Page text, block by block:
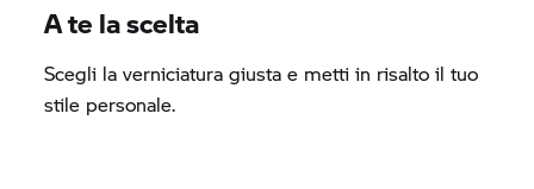
A te la scelta
Scegli la verniciatura giusta e metti in risalto il tuo
stile personale.